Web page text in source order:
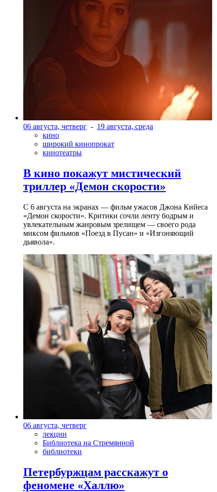
06 августа, четверг - 19 августа, среда
кино
широкий кинопрокат
кинотеатры
В кино покажут мистический
триллер «Демон скорости»
С 6 августа на экранах — фильм ужасов Джона Кийеса
«Демон скорости». Критики сочли ленту бодрым и
увлекательным жанровым зрелищeм — своего рода
миксом фильмов «Поезд в Пусан» и «Изгоняющий
дьявола».
06 августа, четверг
лекции
Библиотека на Стремянной
библиотеки
Петербуржцам расскажут о
феномене «Халлю»